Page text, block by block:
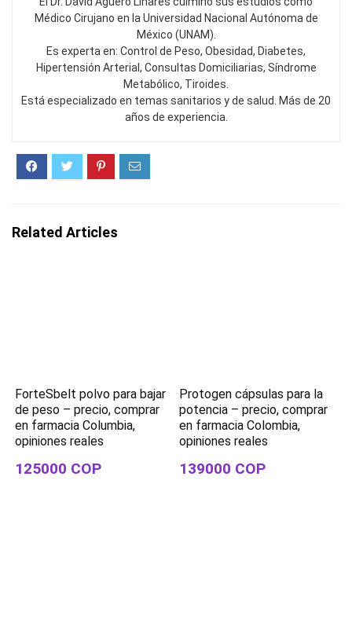
Médico Cirujano en la Universidad Nacional Autónoma de
México (UNAM).
Es experta en: Control de Peso, Obesidad, Diabetes,
Hipertensión Arterial, Consultas Domiciliarias, Síndrome
Metabólico, Tiroides.
Está especializado en temas sanitarios y de salud. Más de 20
años de experiencia.
Related Articles
ForteSbelt polvo para bajar
de peso – precio, comprar
en farmacia Columbia,
opiniones reales
125000 COP
Protogen cápsulas para la
potencia – precio, comprar
en farmacia Colombia,
opiniones reales
139000 COP